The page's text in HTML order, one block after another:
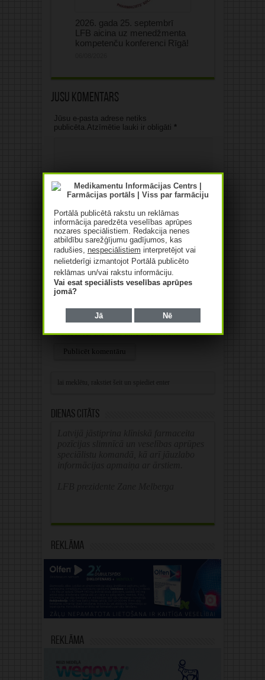
2026. gada 25. septembrī
LFB aicina uz menedžmenta
kompetenču konferenci Rīgā!
Jūsu komentārs
Jūsu e-pasta adrese netiks
publicēta.Atzīmētie lauki ir obligāti *
Vārds *
E-pasts *
Web
Save my name, email, and website in this
browser for the next time I comment.
Dienas citāts
Reklāma
Reklāma
Portālā publicētā rakstu un reklāmas
informācija paredzēta veselības aprūpes
nozares speciālistiem. Redakcija nenes
atbildību sarežģījumu gadījumos, kas
radušies, nespeciālistiem interpretējot vai
nelietderīgi izmantojot Portālā publicēto
reklāmas un/vai rakstu informāciju.
Vai esat speciālists veselības aprūpes
jomā?
Jā Nē